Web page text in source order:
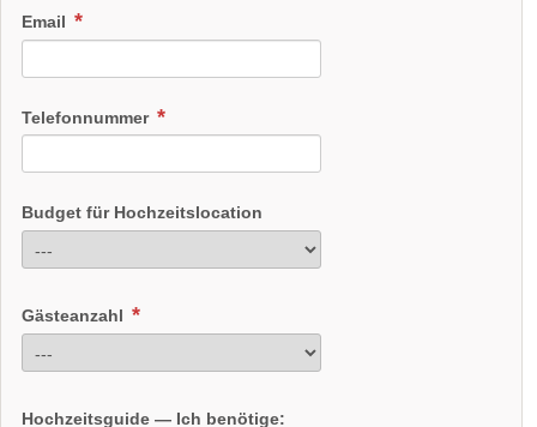
Email
Telefonnummer
Budget für Hochzeitslocation
Gästeanzahl
Hochzeitsguide — Ich benötige: